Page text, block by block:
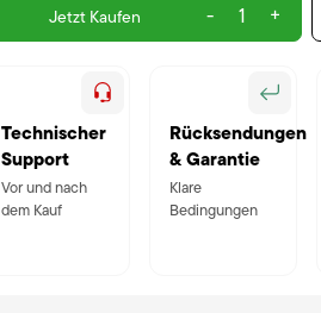
Jetzt Kaufen - +
Technischer
Support
Vor und nach
dem Kauf
Rücksendungen
& Garantie
Klare
Bedingungen